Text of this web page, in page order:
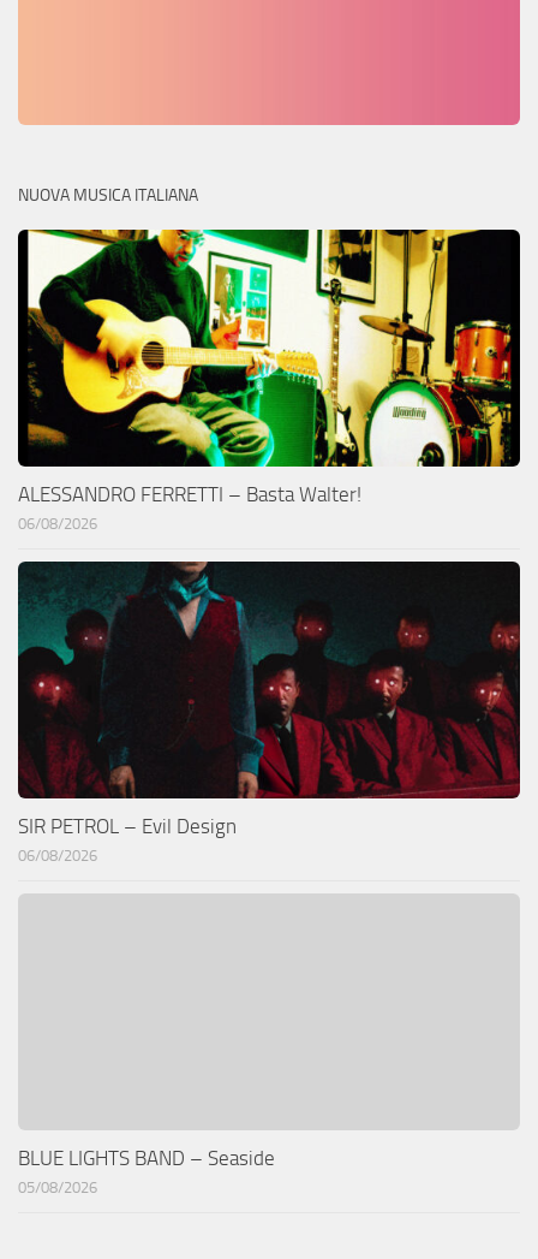
NUOVA MUSICA ITALIANA
ALESSANDRO FERRETTI – Basta Walter!
06/08/2026
SIR PETROL – Evil Design
06/08/2026
BLUE LIGHTS BAND – Seaside
05/08/2026